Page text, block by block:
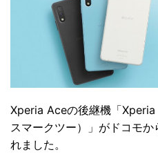
Xperia Aceの後継機「
スマークツー）」がドコモか
れました。